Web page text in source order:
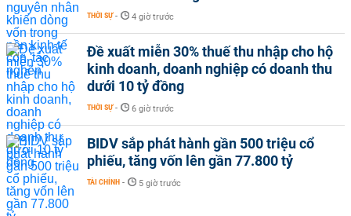
THỜI SỰ - 4 giờ trước
Đề xuất miễn 30% thuế thu nhập cho hộ
kinh doanh, doanh nghiệp có doanh thu
dưới 10 tỷ đồng
THỜI SỰ - 6 giờ trước
BIDV sắp phát hành gần 500 triệu cổ
phiếu, tăng vốn lên gần 77.800 tỷ
TÀI CHÍNH - 5 giờ trước